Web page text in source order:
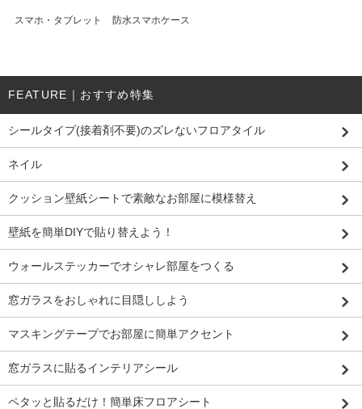
スマホ・タブレット 防水スマホケース
FEATURE｜おすすめ特集
シールタイプ(接着剤不要)のズレないフロアタイル
ネイル
クッション壁紙シートで素敵なお部屋に模様替え
壁紙を簡単DIYで貼り替えよう！
ウォールステッカーでオシャレ部屋をつくる
窓ガラスをおしゃれに目隠ししよう
マスキングテープでお部屋に簡単アクセント
窓ガラスに貼るインテリアシール
ペタッと貼るだけ！簡単床フロアシート